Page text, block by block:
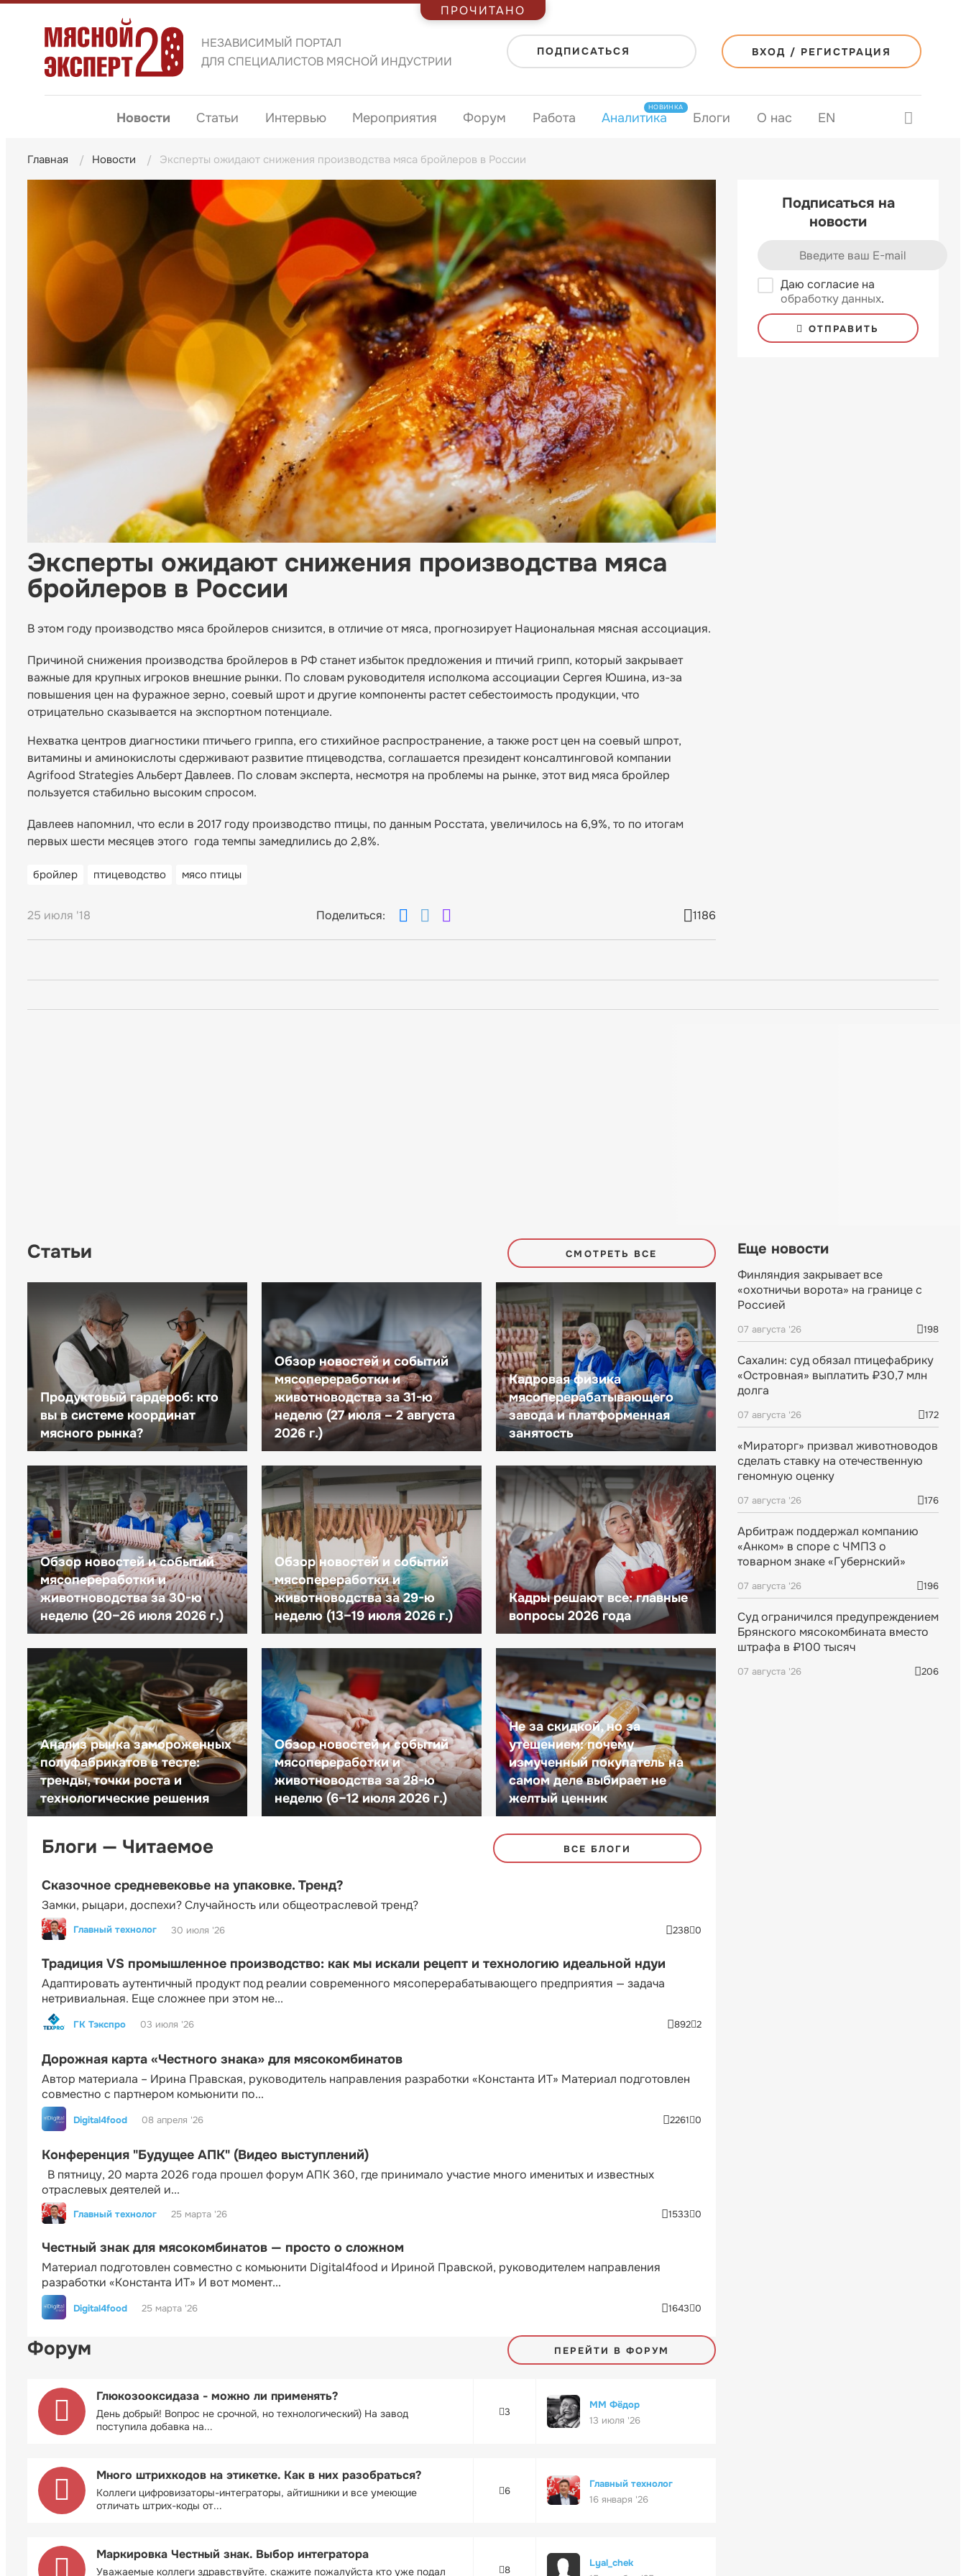
НЕЗАВИСИМЫЙ ПОРТАЛ
ДЛЯ СПЕЦИАЛИСТОВ МЯСНОЙ ИНДУСТРИИ
ПОДПИСАТЬСЯ ВХОД / РЕГИСТРАЦИЯ
Новости Статьи Интервью Мероприятия Форум Работа Аналитика
НОВИНКА
Блоги О нас EN
Главная Новости Эксперты ожидают снижения производства мяса бройлеров в России
Эксперты ожидают снижения производства мяса
бройлеров в России
В этом году производство мяса бройлеров снизится, в отличие от мяса, прогнозирует Национальная мясная ассоциация.
Причиной снижения производства бройлеров в РФ станет избыток предложения и птичий грипп, который закрывает
важные для крупных игроков внешние рынки. По словам руководителя исполкома ассоциации Сергея Юшина, из-за
повышения цен на фуражное зерно, соевый шрот и другие компоненты растет себестоимость продукции, что
отрицательно сказывается на экспортном потенциале.
Нехватка центров диагностики птичьего гриппа, его стихийное распространение, а также рост цен на соевый шпрот,
витамины и аминокислоты сдерживают развитие птицеводства, соглашается президент консалтинговой компании
Agrifood Strategies Альберт Давлеев. По словам эксперта, несмотря на проблемы на рынке, этот вид мяса бройлер
пользуется стабильно высоким спросом.
Давлеев напомнил, что если в 2017 году производство птицы, по данным Росстата, увеличилось на 6,9%, то по итогам
первых шести месяцев этого года темпы замедлились до 2,8%.
бройлер птицеводство мясо птицы
25 июля '18 Поделиться: 1186
Подписаться на
новости
Даю согласие на
обработку данных.
ОТПРАВИТЬ
Статьи СМОТРЕТЬ ВСЕ
Продуктовый гардероб: кто
вы в системе координат
мясного рынка?
Обзор новостей и событий
мясопереработки и
животноводства за 31-ю
неделю (27 июля – 2 августа
2026 г.)
Кадровая физика
мясоперерабатывающего
завода и платформенная
занятость
Обзор новостей и событий
мясопереработки и
животноводства за 30-ю
неделю (20–26 июля 2026 г.)
Обзор новостей и событий
мясопереработки и
животноводства за 29-ю
неделю (13–19 июля 2026 г.)
Кадры решают все: главные
вопросы 2026 года
Анализ рынка замороженных
полуфабрикатов в тесте:
тренды, точки роста и
технологические решения
Обзор новостей и событий
мясопереработки и
животноводства за 28-ю
неделю (6–12 июля 2026 г.)
Не за скидкой, но за
утешением: почему
измученный покупатель на
самом деле выбирает не
желтый ценник
Блоги — Читаемое ВСЕ БЛОГИ
Сказочное средневековье на упаковке. Тренд?
Замки, рыцари, доспехи? Случайность или общеотраслевой тренд?
Главный технолог 30 июля '26 238 0
Традиция VS промышленное производство: как мы искали рецепт и технологию идеальной ндуи
Адаптировать аутентичный продукт под реалии современного мясоперерабатывающего предприятия — задача
нетривиальная. Еще сложнее при этом не...
ГК Тэкспро 03 июля '26 892 2
Дорожная карта «Честного знака» для мясокомбинатов
Автор материала – Ирина Правская, руководитель направления разработки «Константа ИТ» Материал подготовлен
совместно с партнером комьюнити по...
Digital4food 08 апреля '26 2261 0
Конференция "Будущее АПК" (Видео выступлений)
В пятницу, 20 марта 2026 года прошел форум АПК 360, где принимало участие много именитых и известных
отраслевых деятелей и...
Главный технолог 25 марта '26 1533 0
Честный знак для мясокомбинатов — просто о сложном
Материал подготовлен совместно с комьюнити Digital4food и Ириной Правской, руководителем направления
разработки «Константа ИТ» И вот момент...
Digital4food 25 марта '26 1643 0
Форум ПЕРЕЙТИ В ФОРУМ
Глюкозооксидаза - можно ли применять?
День добрый! Вопрос не срочной, но технологический) На завод
поступила добавка на...
3
ММ Фёдор
13 июля '26
Много штрихкодов на этикетке. Как в них разобраться?
Коллеги цифровизаторы-интеграторы, айтишники и все умеющие
отличать штрих-коды от...
6
Главный технолог
16 января '26
Маркировка Честный знак. Выбор интегратора
Уважаемые коллеги здравствуйте. скажите пожалуйста кто уже подал 8
Lyal_chek
Еще новости
Финляндия закрывает все
«охотничьи ворота» на границе с
Россией
07 августа '26 198
Сахалин: суд обязал птицефабрику
«Островная» выплатить ₽30,7 млн
долга
07 августа '26 172
«Мираторг» призвал животноводов
сделать ставку на отечественную
геномную оценку
07 августа '26 176
Арбитраж поддержал компанию
«Анком» в споре с ЧМПЗ о
товарном знаке «Губернский»
07 августа '26 196
Суд ограничился предупреждением
Брянского мясокомбината вместо
штрафа в ₽100 тысяч
07 августа '26 206
ПРОЧИТАНО